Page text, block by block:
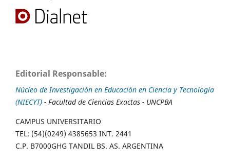
Editorial Responsable:
Núcleo de Investigación en Educación en Ciencia y Tecnología
(NIECYT) - Facultad de Ciencias Exactas - UNCPBA
CAMPUS UNIVERSITARIO
TEL: (54)(0249) 4385653 INT. 2441
C.P. B7000GHG TANDIL BS. AS. ARGENTINA